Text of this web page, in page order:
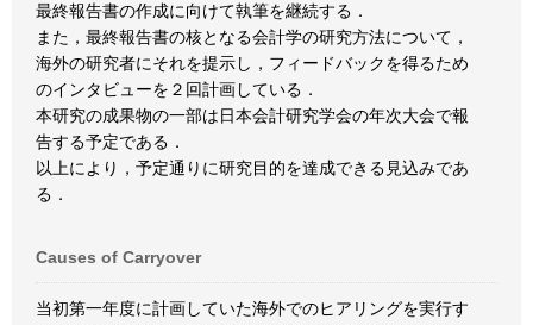
最終報告書の作成に向けて執筆を継続する．
また，最終報告書の核となる会計学の研究方法について，
海外の研究者にそれを提示し，フィードバックを得るため
のインタビューを２回計画している．
本研究の成果物の一部は日本会計研究学会の年次大会で報
告する予定である．
以上により，予定通りに研究目的を達成できる見込みであ
る．
Causes of Carryover
当初第一年度に計画していた海外でのヒアリングを実行す